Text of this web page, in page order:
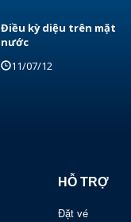
Điều kỳ diệu trên mặt
nước
11/07/12
HỖ TRỢ
Đặt vé